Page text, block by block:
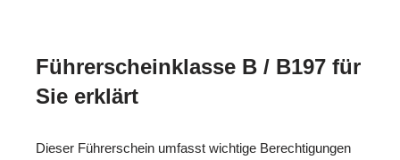
Führerscheinklasse B / B197 für
Sie erklärt
Dieser Führerschein umfasst wichtige Berechtigungen